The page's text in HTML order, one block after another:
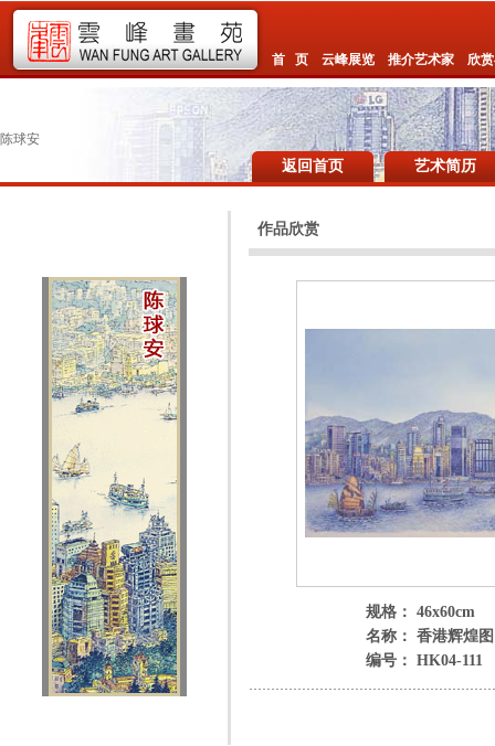
首 页 云峰展览 推介艺术家 欣
陈球安
返回首页 艺术简历
作品欣赏
规格： 46x60cm
名称： 香港辉煌图
编号： HK04-111